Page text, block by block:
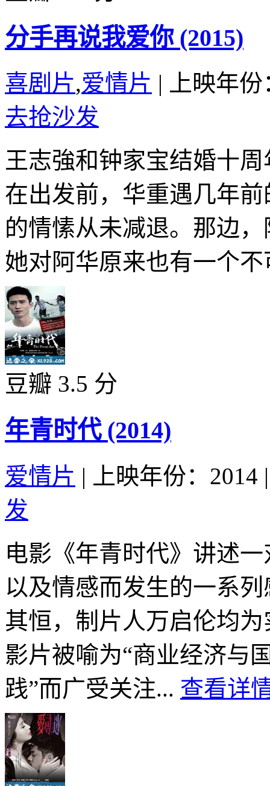
分手再说我爱你 (2015)
喜剧片,爱情片 |
上映年
去抢沙发
王志強和钟家宝结婚十
在出发前，华重遇几年
的情愫从未减退。那边
她对阿华原来也有一个
豆瓣 3.5 分
年青时代 (2014)
爱情片 | 上映年份：2014 |
发
电影《年青时代》讲述
以及情感而发生的一系
其恒，制片人万启伦均
影片被喻为“商业经济与
践”而广受关注... 查看详